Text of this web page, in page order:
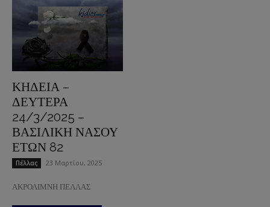
ΚΗΔΕΙΑ –
ΔΕΥΤΕΡΑ
24/3/2025 –
ΒΑΣΙΛΙΚΗ ΝΑΣΟΥ
ΕΤΩΝ 82
Πέλλας 23 Μαρτίου, 2025
ΑΚΡΟΛΙΜΝΗ ΠΕΛΛΑΣ